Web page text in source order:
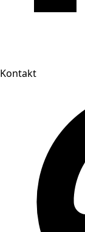
Kontakt